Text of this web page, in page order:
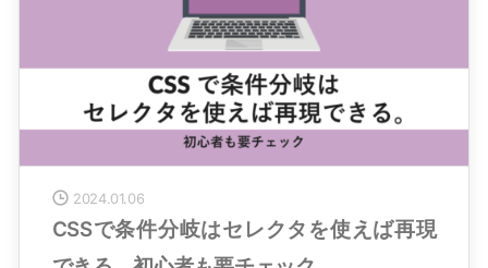
2024.01.06
CSSで条件分岐はセレクタを使えば再現